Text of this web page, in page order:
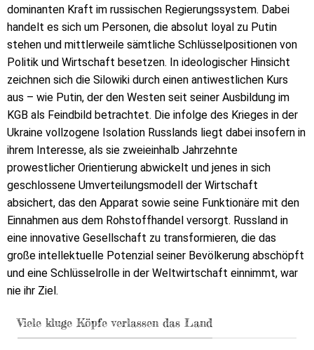
dominanten Kraft im russischen Regierungssystem. Dabei
handelt es sich um Personen, die absolut loyal zu Putin
stehen und mittlerweile sämtliche Schlüsselpositionen von
Politik und Wirtschaft besetzen. In ideologischer Hinsicht
zeichnen sich die Silowiki durch einen antiwestlichen Kurs
aus – wie Putin, der den Westen seit seiner Ausbildung im
KGB als Feindbild betrachtet. Die infolge des Krieges in der
Ukraine vollzogene Isolation Russlands liegt dabei insofern in
ihrem Interesse, als sie zweieinhalb Jahrzehnte
prowestlicher Orientierung abwickelt und jenes in sich
geschlossene Umverteilungsmodell der Wirtschaft
absichert, das den Apparat sowie seine Funktionäre mit den
Einnahmen aus dem Rohstoffhandel versorgt. Russland in
eine innovative Gesellschaft zu transformieren, die das
große intellektuelle Potenzial seiner Bevölkerung abschöpft
und eine Schlüsselrolle in der Weltwirtschaft einnimmt, war
nie ihr Ziel.
Viele kluge Köpfe verlassen das Land